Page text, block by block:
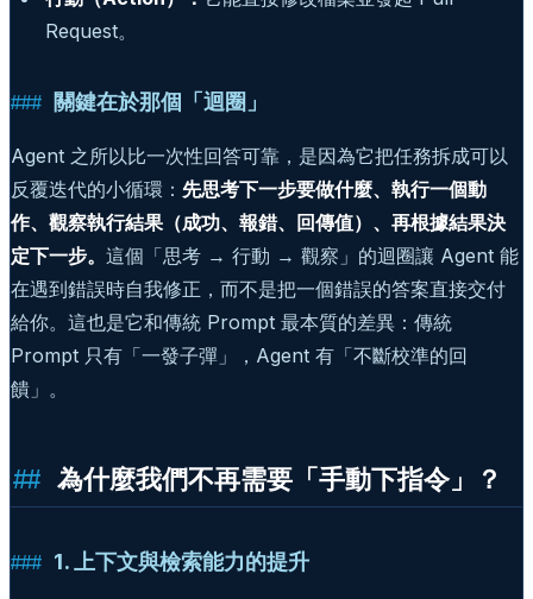
Request。
關鍵在於那個「迴圈」
Agent 之所以比一次性回答可靠，是因為它把任務拆成可以
反覆迭代的小循環： 先思考下一步要做什麼、執行一個動
作、觀察執行結果（成功、報錯、回傳值）、再根據結果決
定下一步。 這個「思考 → 行動 → 觀察」的迴圈讓 Agent 能
在遇到錯誤時自我修正，而不是把一個錯誤的答案直接交付
給你。這也是它和傳統 Prompt 最本質的差異：傳統
Prompt 只有「一發子彈」，Agent 有「不斷校準的回
饋」。
為什麼我們不再需要「手動下指令」？
1. 上下文與檢索能力的提升